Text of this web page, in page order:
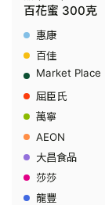
百花蜜 300克